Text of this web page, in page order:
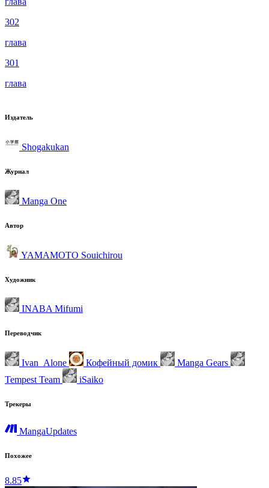
302
глава
301
глава
Издатель
Shogakukan
Журнал
Manga One
Автор
YAMAMOTO Souichirou
Художник
INABA Mifumi
Переводчик
Ivan_Alone Кофейный домик
Manga Gears
Tempest Team
iSaiko
Трекеры
MangaUpdates
Похожее
8.85